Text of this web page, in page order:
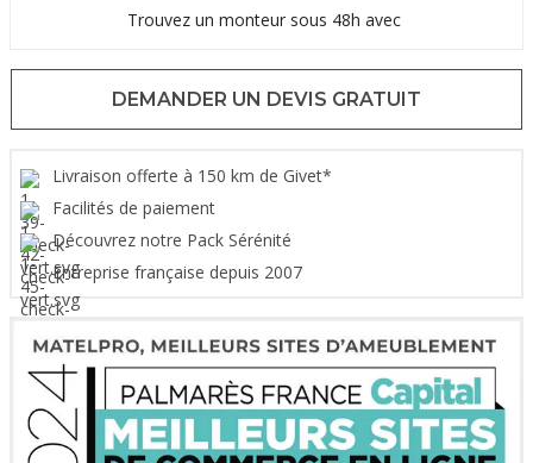
Trouvez un monteur sous 48h avec
DEMANDER UN DEVIS GRATUIT
Livraison offerte à 150 km de Givet*
Facilités de paiement
Découvrez notre Pack Sérénité
Entreprise française depuis 2007